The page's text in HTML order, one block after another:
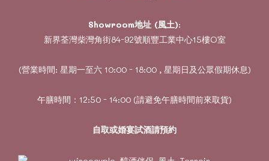
Showroom地址 (風土):
新界荃灣柴灣角街84-92號順豐工業中心15樓O室
(營業時間: 星期一至六 10:00 - 18:00 , 星期日及公眾假期休息)
午膳時間：12:50 - 14:00 (請避免午膳時間前來取貨)
自取或婚宴試酒請預約